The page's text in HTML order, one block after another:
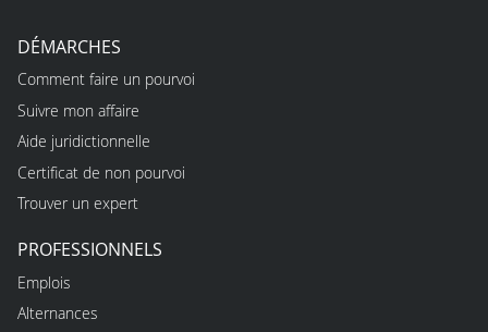
DÉMARCHES
Comment faire un pourvoi
Suivre mon affaire
Aide juridictionnelle
Certificat de non pourvoi
Trouver un expert
PROFESSIONNELS
Emplois
Alternances